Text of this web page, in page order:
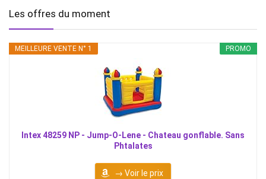
Les offres du moment
PROMO
MEILLEURE VENTE N° 1
Intex 48259 NP - Jump-O-Lene - Chateau gonflable. Sans
Phtalates
→ Voir le prix